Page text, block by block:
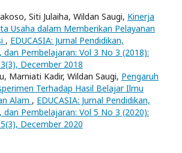
Siti Julaiha, Wildan Saugi, Kinerja
Usaha dalam Memberikan Pelayanan
, EDUCASIA: Jurnal Pendidikan,
dan Pembelajaran: Vol 3 No 3 (2018):
3(3), December 2018
Marniati Kadir, Wildan Saugi, Pengaruh
Terhadap Hasil Belajar Ilmu
Alam , EDUCASIA: Jurnal Pendidikan,
dan Pembelajaran: Vol 5 No 3 (2020):
5(3), December 2020